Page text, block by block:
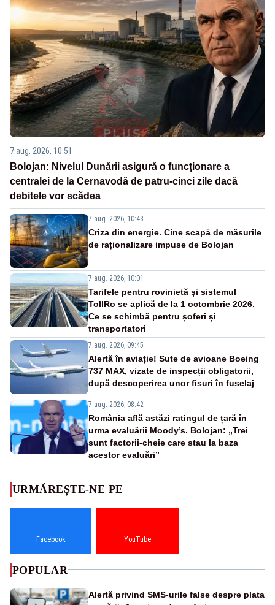
7 aug. 2026, 10:51
Bolojan: Nivelul Dunării asigură o funcționare a
centralei de la Cernavodă de patru-cinci zile dacă
debitele vor scădea
7 aug. 2026, 10:43
Criza din energie. Cine scapă de măsurile
de raționalizare impuse de Bolojan
7 aug. 2026, 10:01
Tarifele pentru rovinietă și sistemul
TollRo se aplică de la 1 octombrie 2026.
Ce se schimbă pentru șoferi și
transportatori
7 aug. 2026, 09:45
Alertă în aviație! Sute de avioane Boeing
737 MAX, vizate de inspecții obligatorii,
după descoperirea unor fisuri în fuselaj
7 aug. 2026, 08:42
România află astăzi ratingul de țară în
urma evaluării Moody’s. Bolojan: „Trei
sunt factorii-cheie care stau la baza
acestor evaluări”
URMĂREȘTE-NE PE
Facebook YouTube
POPULAR
Alertă privind SMS-urile false despre plata